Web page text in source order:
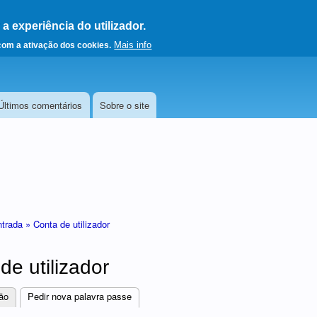
experiência do utilizador.
a ativação dos cookies. Mais info
página principal
comentários Sobre o site
» Conta de utilizador
utilizador
Pedir nova palavra passe(separador ativo)